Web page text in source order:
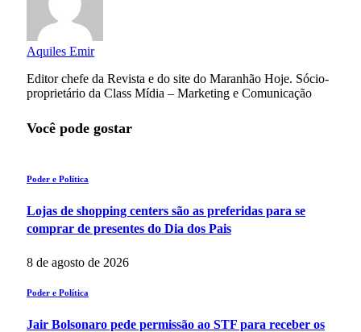
Aquiles Emir
Editor chefe da Revista e do site do Maranhão Hoje. Sócio-
proprietário da Class Mídia – Marketing e Comunicação
Você pode gostar
Poder e Política
Lojas de shopping centers são as preferidas para se
comprar de presentes do Dia dos Pais
8 de agosto de 2026
Poder e Política
Jair Bolsonaro pede permissão ao STF para receber os